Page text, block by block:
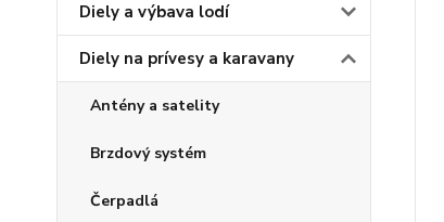
Diely a výbava lodí
Diely na prívesy a karavany
Antény a satelity
Brzdový systém
Čerpadlá